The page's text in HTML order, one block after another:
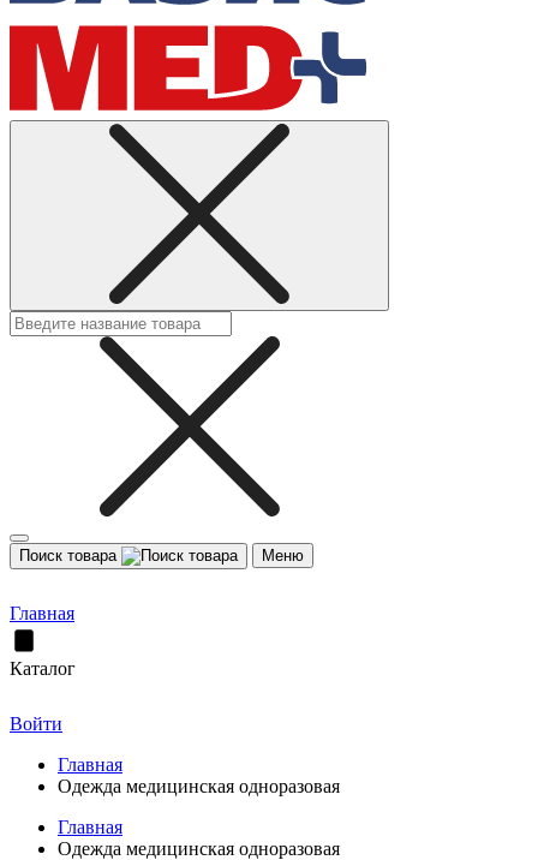
Поиск товара Меню
Главная
Каталог
Войти
Главная
Одежда медицинская одноразовая
Главная
Одежда медицинская одноразовая